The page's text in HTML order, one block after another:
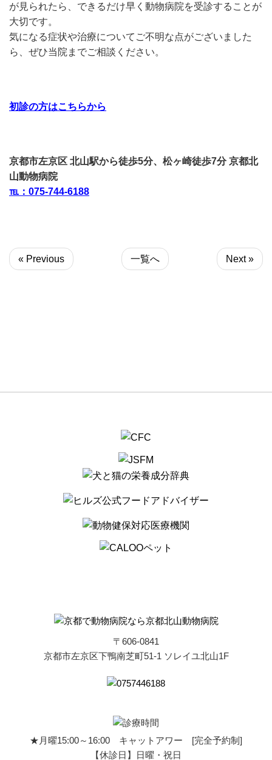
が見られたら、できるだけ早く動物病院を受診することが
大切です。
気になる症状や治療についてご不明な点がございました
ら、ぜひ当院までご相談ください。
初診の方はこちらから
京都市左京区 北山駅から徒歩5分、松ヶ崎徒歩7分 京都北
山動物病院
℡：075-744-6188
« Previous 一覧へ Next »
〒606-0841
京都市左京区下鴨南芝町51-1 ソレイユ北山1F
★月曜15:00～16:00 キャットアワー [完全予約制]
【休診日】日曜・祝日